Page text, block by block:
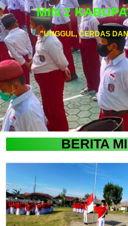
MIN 2
"UNGGUL, CERDAS
BERITA